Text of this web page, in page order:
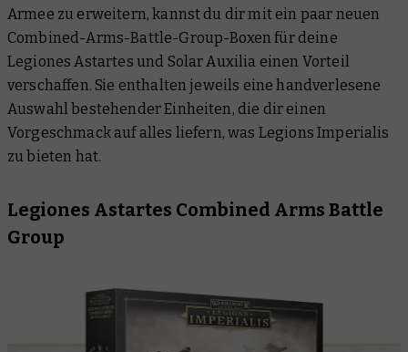
Armee zu erweitern, kannst du dir mit ein paar neuen
Combined-Arms-Battle-Group-Boxen für deine
Legiones Astartes und Solar Auxilia einen Vorteil
verschaffen. Sie enthalten jeweils eine handverlesene
Auswahl bestehender Einheiten, die dir einen
Vorgeschmack auf alles liefern, was Legions Imperialis
zu bieten hat.
Legiones Astartes Combined Arms Battle
Group